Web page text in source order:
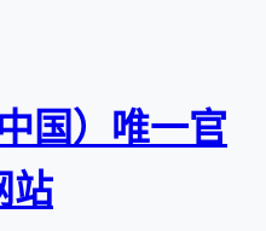
国）唯一官
站